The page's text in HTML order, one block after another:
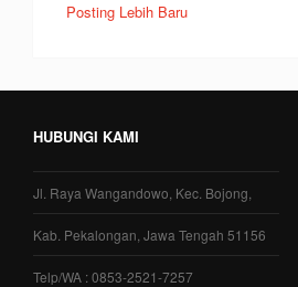
Posting Lebih Baru
HUBUNGI KAMI
Jl. Raya Wangandowo, Kec. Bojong,
Kab. Pekalongan, Jawa Tengah 51156
Telp/WA : 0853-2521-7257